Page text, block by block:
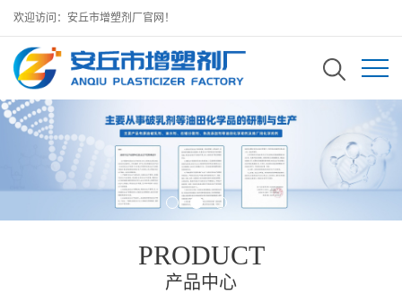
欢迎访问：安丘市增塑剂厂官网！
PRODUCT
产品中心